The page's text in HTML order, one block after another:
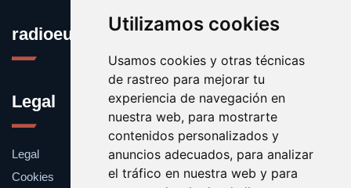
Utilizamos cookies
Usamos cookies y otras técnicas
de rastreo para mejorar tu
experiencia de navegación en
nuestra web, para mostrarte
contenidos personalizados y
anuncios adecuados, para analizar
el tráfico en nuestra web y para
radioeuskadi.es
Legal
Legal
Cookies